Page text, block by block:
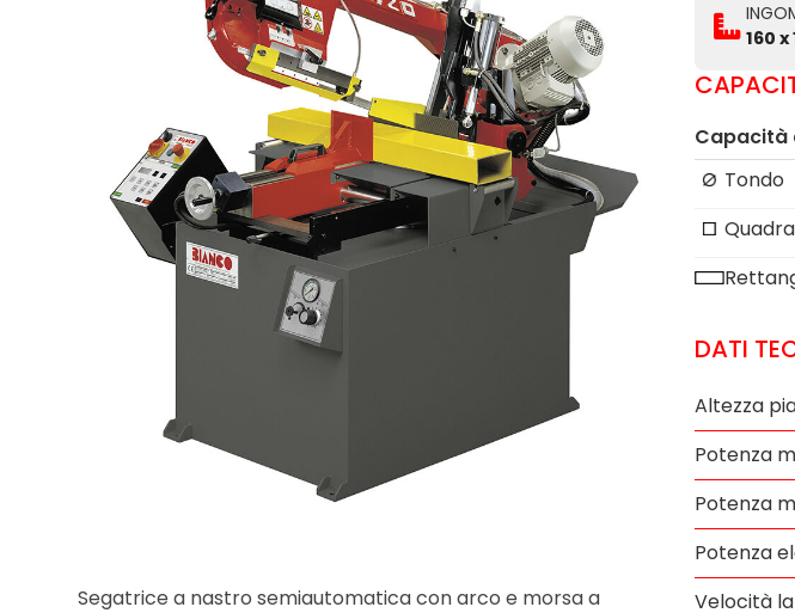
Segatrice a nastro semiautomatica con arco e morsa a
160 x
Capacità
Tondo
DATI
Altezza
Potenza
Potenza
Potenza
Velocità